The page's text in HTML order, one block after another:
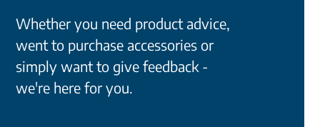
Whether you need product advice,
went to purchase accessories or
simply want to give feedback -
we're here for you.